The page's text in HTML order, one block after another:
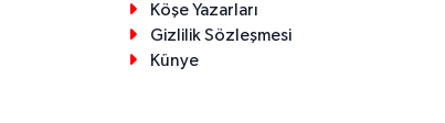
Köşe Yazarları
Gizlilik Sözleşmesi
Künye